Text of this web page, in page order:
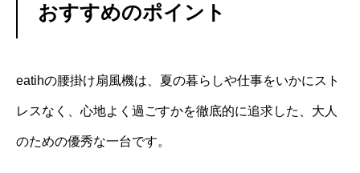
おすすめのポイント
eatihの腰掛け扇風機は、夏の暮らしや仕事をいかにスト
レスなく、心地よく過ごすかを徹底的に追求した、大人
のための優秀な一台です。